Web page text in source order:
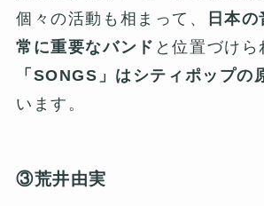
個々の活動も相まって、
日本
常に重要なバンド と位置づけら
「SONGS」はシティポップの
います。
③荒井由実